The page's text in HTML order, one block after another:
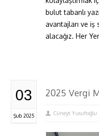
bulut tabanlı
avantajları ve iş
alacağız. Her
03
Şub 2025
2025 Vergi
Cüneyt Yusufoğlu